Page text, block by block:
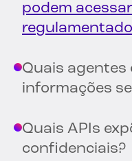
podem
Quais agentes
informações
Quais APIs
confidenciais?